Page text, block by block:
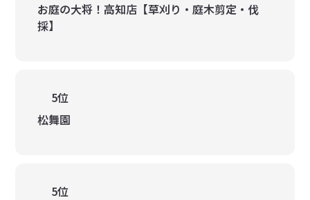
お庭の大将！高知店【草刈り・庭木剪定・伐
採】
5位
松舞園
5位